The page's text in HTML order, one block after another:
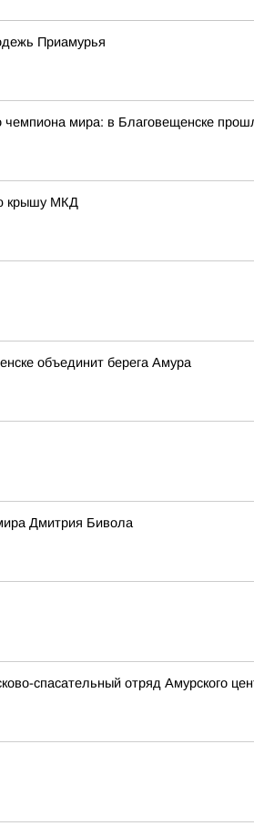
Приамурья
мира: в Благовещенске
крышу МКД
объединит берега Амура
Дмитрия Бивола
спасательный отряд Амурского